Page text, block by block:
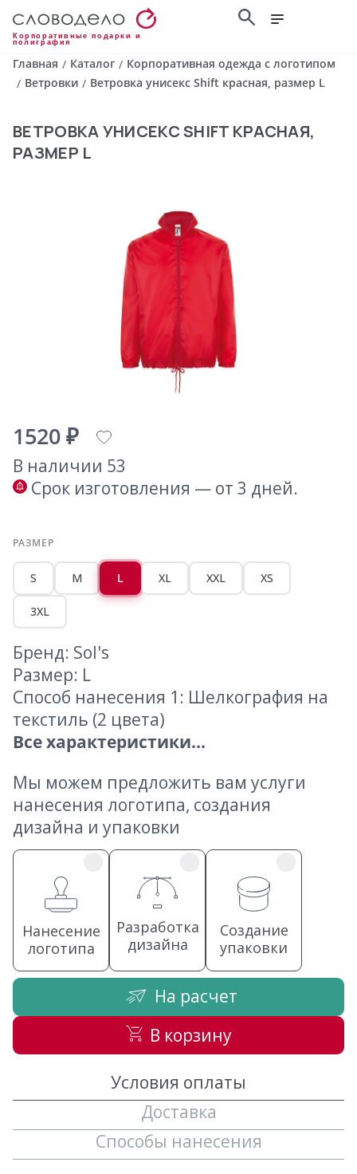
Корпоративные подарки и
полиграфия
Главная / Каталог / Корпоративная одежда с логотипом
/ Ветровки / Ветровка унисекс Shift красная, размер L
ВЕТРОВКА УНИСЕКС SHIFT КРАСНАЯ,
РАЗМЕР L
1520 ₽
В наличии 53
Срок изготовления — от 3 дней.
РАЗМЕР
S M L XL XXL XS
3XL
Бренд: Sol's
Размер: L
Способ нанесения 1: Шелкография на
текстиль (2 цвета)
Все характеристики...
Мы можем предложить вам услуги
нанесения логотипа, создания
дизайна и упаковки
Нанесение
логотипа
Разработка
дизайна
Создание
упаковки
На расчет
В корзину
Условия оплаты
Доставка
Способы нанесения